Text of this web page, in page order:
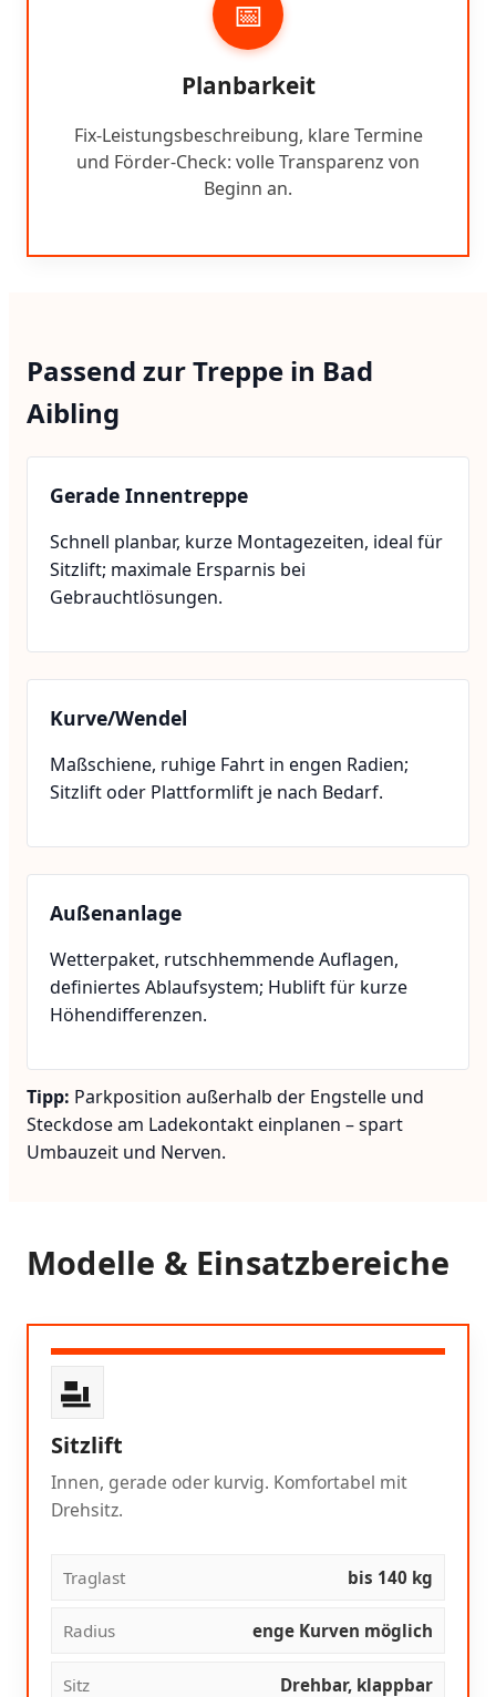
📅
Planbarkeit
Fix-Leistungsbeschreibung, klare Termine
und Förder-Check: volle Transparenz von
Beginn an.
Passend zur Treppe in Bad
Aibling
Gerade Innentreppe
Schnell planbar, kurze Montagezeiten, ideal für
Sitzlift; maximale Ersparnis bei
Gebrauchtlösungen.
Kurve/Wendel
Maßschiene, ruhige Fahrt in engen Radien;
Sitzlift oder Plattformlift je nach Bedarf.
Außenanlage
Wetterpaket, rutschhemmende Auflagen,
definiertes Ablaufsystem; Hublift für kurze
Höhendifferenzen.
Tipp: Parkposition außerhalb der Engstelle und
Steckdose am Ladekontakt einplanen – spart
Umbauzeit und Nerven.
Modelle & Einsatzbereiche
Sitzlift
Innen, gerade oder kurvig. Komfortabel mit
Drehsitz.
Traglast bis 140 kg
Radius enge Kurven möglich
Sitz Drehbar, klappbar